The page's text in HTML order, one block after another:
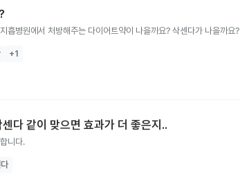
흡병원에서 처방해주는 다이어트약이 나을까요? 삭센다가 나을까요?
+1
다 같이 맞으면 효과가 더 좋은지..
니다.